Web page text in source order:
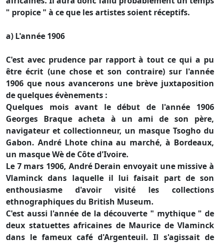
" propice " à ce que les artistes soient réceptifs.
a) L'année 1906
C'est avec prudence par rapport à tout ce qui a pu
être écrit (une chose et son contraire) sur l'année
1906 que nous avancerons une brève juxtaposition
de quelques évènements :
Quelques mois avant le début de l'année 1906
Georges Braque acheta à un ami de son père,
navigateur et collectionneur, un masque Tsogho du
Gabon. André Lhote china au marché, à Bordeaux,
un masque Wè de Côte d'Ivoire.
Le 7 mars 1906, André Derain envoyait une missive à
Vlaminck dans laquelle il lui faisait part de son
enthousiasme d'avoir visité les collections
ethnographiques du British Museum.
C'est aussi l'année de la découverte " mythique " de
deux statuettes africaines de Maurice de Vlaminck
dans le fameux café d'Argenteuil. Il s'agissait de